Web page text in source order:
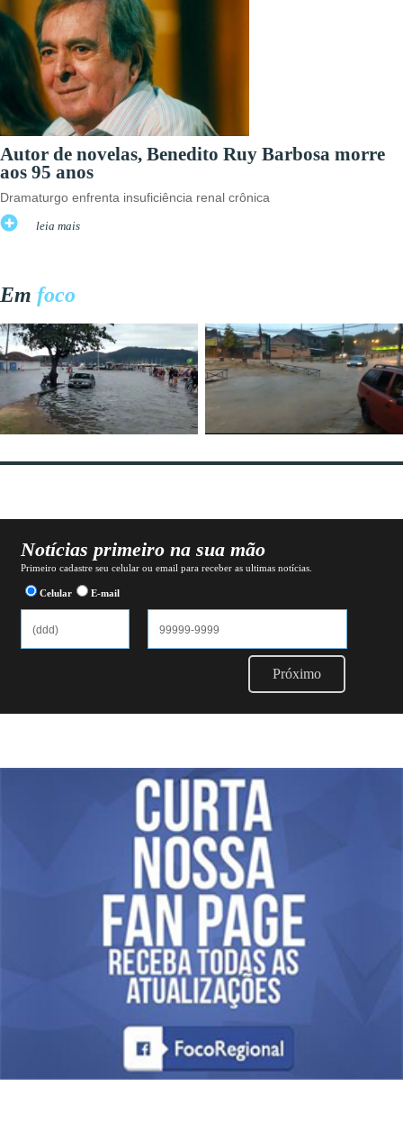
Autor de novelas, Benedito Ruy Barbosa morre
aos 95 anos
Dramaturgo enfrenta insuficiência renal crônica
leia mais
Em foco
Notícias primeiro na sua mão
Primeiro cadastre seu celular ou email para receber as ultimas notícias.
Celular E-mail
Próximo